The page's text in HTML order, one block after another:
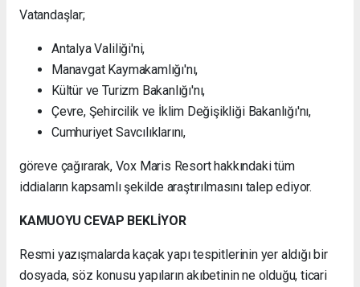
Vatandaşlar;
Antalya Valiliği'ni,
Manavgat Kaymakamlığı'nı,
Kültür ve Turizm Bakanlığı'nı,
Çevre, Şehircilik ve İklim Değişikliği Bakanlığı'nı,
Cumhuriyet Savcılıklarını,
göreve çağırarak, Vox Maris Resort hakkındaki tüm
iddiaların kapsamlı şekilde araştırılmasını talep ediyor.
KAMUOYU CEVAP BEKLİYOR
Resmi yazışmalarda kaçak yapı tespitlerinin yer aldığı bir
dosyada, söz konusu yapıların akıbetinin ne olduğu, ticari